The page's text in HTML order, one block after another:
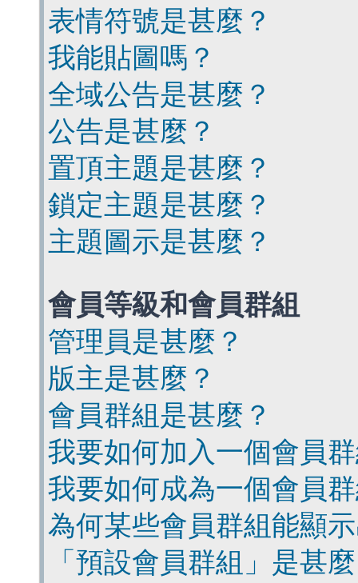
表情符號是甚麼？
我能貼圖嗎？
全域公告是甚麼？
公告是甚麼？
置頂主題是甚麼？
鎖定主題是甚麼？
主題圖示是甚麼？
會員等級和會員群組
管理員是甚麼？
版主是甚麼？
會員群組是甚麼？
我要如何加入一個會員
我要如何成為一個會員
為何某些會員群組能顯
「預設會員群組」是甚